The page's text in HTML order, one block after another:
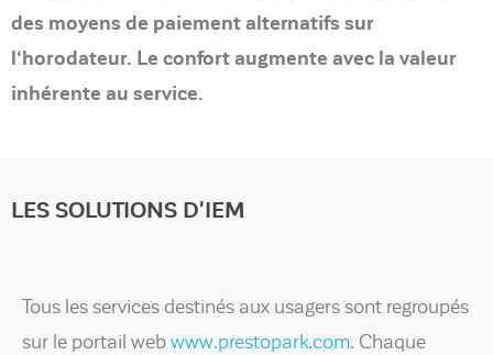
des moyens de paiement alternatifs sur
l‘horodateur. Le confort augmente avec la valeur
inhérente au service.
LES SOLUTIONS D'IEM
Tous les services destinés aux usagers sont regroupés
sur le portail web www.prestopark.com. Chaque